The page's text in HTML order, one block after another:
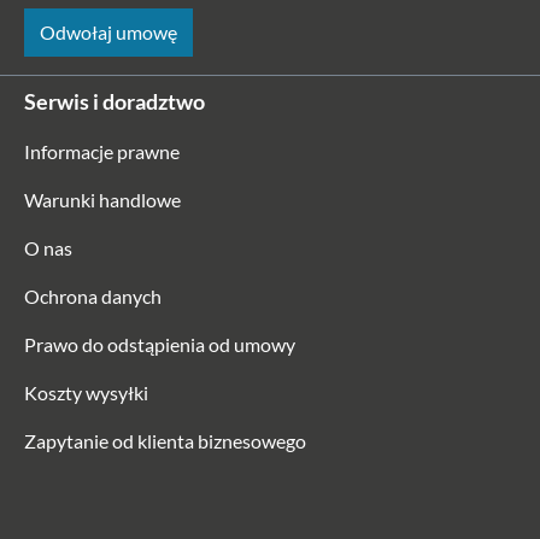
Odwołaj umowę
Serwis i doradztwo
Informacje prawne
Warunki handlowe
O nas
Ochrona danych
Prawo do odstąpienia od umowy
Koszty wysyłki
Zapytanie od klienta biznesowego